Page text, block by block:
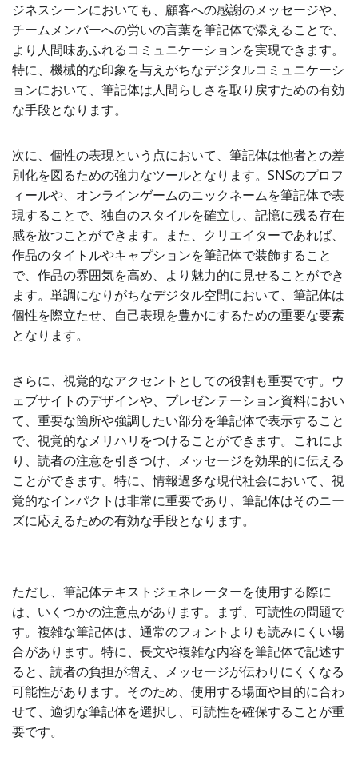
ジネスシーンにおいても、顧客への感謝のメッセージや、
チームメンバーへの労いの言葉を筆記体で添えることで、
より人間味あふれるコミュニケーションを実現できます。
特に、機械的な印象を与えがちなデジタルコミュニケーシ
ョンにおいて、筆記体は人間らしさを取り戻すための有効
な手段となります。
次に、個性の表現という点において、筆記体は他者との差
別化を図るための強力なツールとなります。SNSのプロフ
ィールや、オンラインゲームのニックネームを筆記体で表
現することで、独自のスタイルを確立し、記憶に残る存在
感を放つことができます。また、クリエイターであれば、
作品のタイトルやキャプションを筆記体で装飾すること
で、作品の雰囲気を高め、より魅力的に見せることができ
ます。単調になりがちなデジタル空間において、筆記体は
個性を際立たせ、自己表現を豊かにするための重要な要素
となります。
さらに、視覚的なアクセントとしての役割も重要です。ウ
ェブサイトのデザインや、プレゼンテーション資料におい
て、重要な箇所や強調したい部分を筆記体で表示すること
で、視覚的なメリハリをつけることができます。これによ
り、読者の注意を引きつけ、メッセージを効果的に伝える
ことができます。特に、情報過多な現代社会において、視
覚的なインパクトは非常に重要であり、筆記体はそのニー
ズに応えるための有効な手段となります。
ただし、筆記体テキストジェネレーターを使用する際に
は、いくつかの注意点があります。まず、可読性の問題で
す。複雑な筆記体は、通常のフォントよりも読みにくい場
合があります。特に、長文や複雑な内容を筆記体で記述す
ると、読者の負担が増え、メッセージが伝わりにくくなる
可能性があります。そのため、使用する場面や目的に合わ
せて、適切な筆記体を選択し、可読性を確保することが重
要です。